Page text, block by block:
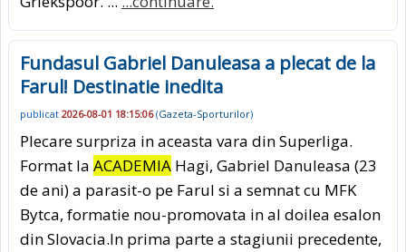
Fundasul Gabriel Danuleasa a plecat de la
Farul! Destinatie inedita
publicat 2026-08-01 18:15:06(Gazeta-Sporturilor)
Plecare surpriza in aceasta vara din Superliga.
Format la ACADEMIA Hagi, Gabriel Danuleasa (23
de ani) a parasit-o pe Farul si a semnat cu MFK
Bytca, formatie nou-promovata in al doilea esalon
din Slovacia.In prima parte a stagiunii precedente,